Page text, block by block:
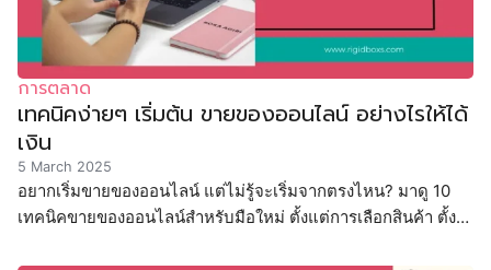
การตลาด
เทคนิคง่ายๆ เริ่มต้น ขายของออนไลน์ อย่างไรให้ได้
เงิน
5 March 2025
อยากเริ่มขายของออนไลน์ แต่ไม่รู้จะเริ่มจากตรงไหน? มาดู 10
เทคนิคขายของออนไลน์สำหรับมือใหม่ ตั้งแต่การเลือกสินค้า ตั้ง